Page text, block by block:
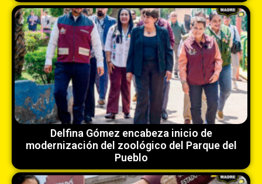
Delfina Gómez encabeza inicio de
modernización del zoológico del Parque del
Pueblo